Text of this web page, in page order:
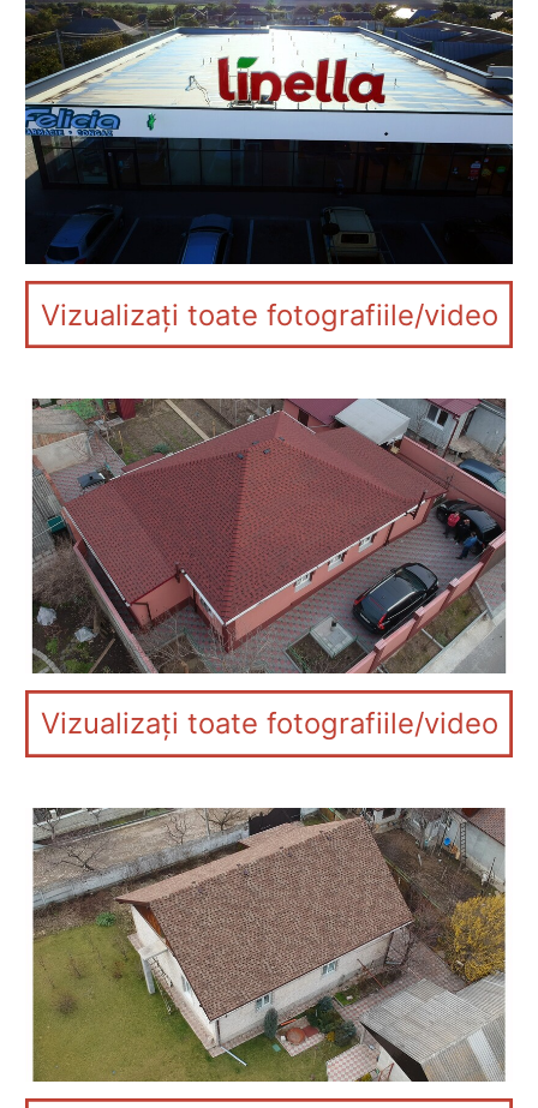
Vizualizați toate fotografiile/video
Vizualizați toate fotografiile/video